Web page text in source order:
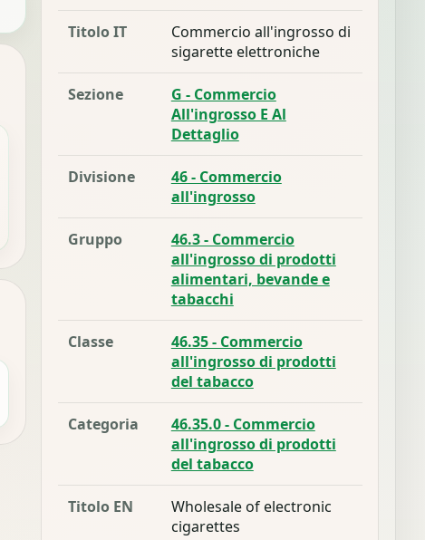
Titolo IT
Commercio all'ingrosso di
sigarette elettroniche
Sezione
G - Commercio
All'ingrosso E Al
Dettaglio
Divisione
46 - Commercio
all'ingrosso
Gruppo
46.3 - Commercio
all'ingrosso di prodotti
alimentari, bevande e
tabacchi
Classe
46.35 - Commercio
all'ingrosso di prodotti
del tabacco
Categoria
46.35.0 - Commercio
all'ingrosso di prodotti
del tabacco
Titolo EN
Wholesale of electronic
cigarettes